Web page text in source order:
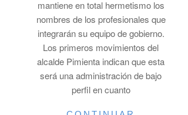
mantiene en total hermetismo los
nombres de los profesionales que
integrarán su equipo de gobierno.
Los primeros movimientos del
alcalde Pimienta indican que esta
será una administración de bajo
perfil en cuanto